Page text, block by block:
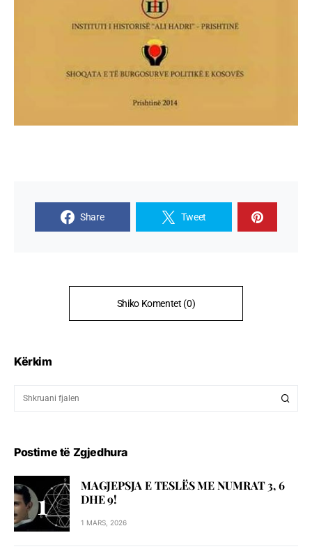
Share Tweet
Shiko Komentet (0)
Kërkim
Postime të Zgjedhura
MAGJEPSJA E TESLËS ME NUMRAT 3, 6
DHE 9!
1 MARS, 2026